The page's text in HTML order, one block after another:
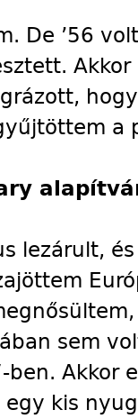
De ’56
a
lezárult,
sem
Akkor
kis